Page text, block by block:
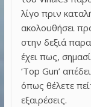
λίγο πριν
ακολουθήσει
στην δεξιά
έχει πως,
‘Top Gun’
όπως θέλετε
εξαιρέσεις.